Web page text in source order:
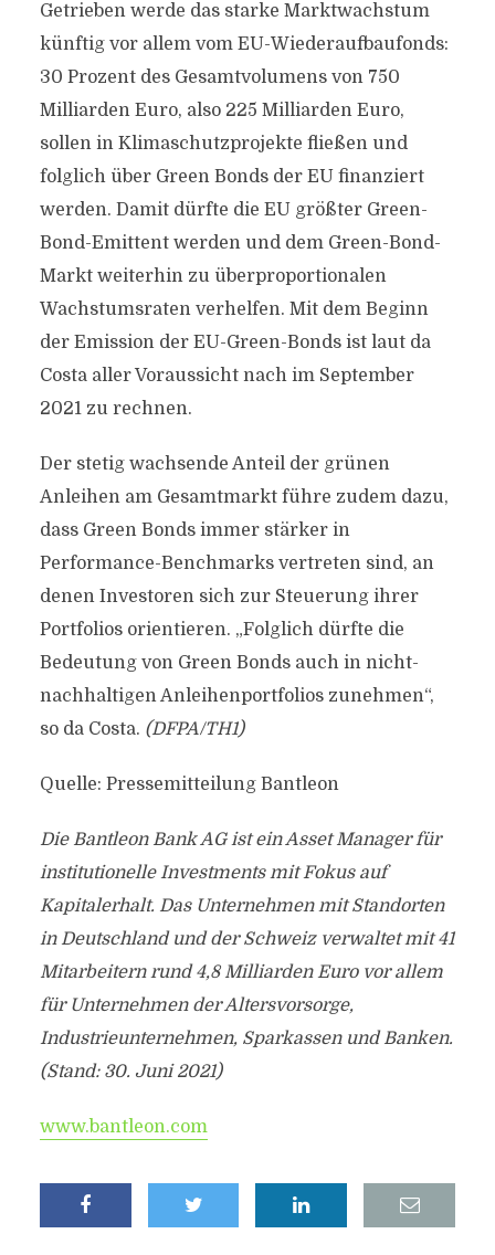
Getrieben werde das starke Marktwachstum
künftig vor allem vom EU-Wiederaufbaufonds:
30 Prozent des Gesamtvolumens von 750
Milliarden Euro, also 225 Milliarden Euro,
sollen in Klimaschutzprojekte fließen und
folglich über Green Bonds der EU finanziert
werden. Damit dürfte die EU größter Green-
Bond-Emittent werden und dem Green-Bond-
Markt weiterhin zu überproportionalen
Wachstumsraten verhelfen. Mit dem Beginn
der Emission der EU-Green-Bonds ist laut da
Costa aller Voraussicht nach im September
2021 zu rechnen.
Der stetig wachsende Anteil der grünen
Anleihen am Gesamtmarkt führe zudem dazu,
dass Green Bonds immer stärker in
Performance-Benchmarks vertreten sind, an
denen Investoren sich zur Steuerung ihrer
Portfolios orientieren. „Folglich dürfte die
Bedeutung von Green Bonds auch in nicht-
nachhaltigen Anleihenportfolios zunehmen“,
so da Costa. (DFPA/TH1)
Quelle: Pressemitteilung Bantleon
Die Bantleon Bank AG ist ein Asset Manager für
institutionelle Investments mit Fokus auf
Kapitalerhalt. Das Unternehmen mit Standorten
in Deutschland und der Schweiz verwaltet mit 41
Mitarbeitern rund 4,8 Milliarden Euro vor allem
für Unternehmen der Altersvorsorge,
Industrieunternehmen, Sparkassen und Banken.
(Stand: 30. Juni 2021)
www.bantleon.com